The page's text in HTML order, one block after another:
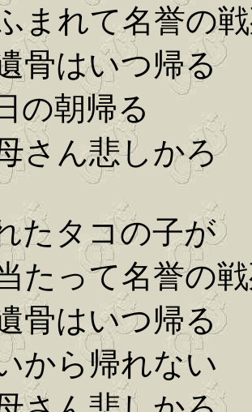
まれて名誉の
骨はいつ帰る
の朝帰る
さん悲しかろ
たタコの子が
たって名誉の
骨はいつ帰る
から帰れない